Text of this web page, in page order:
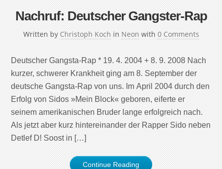
Nachruf: Deutscher Gangster-Rap
Written by Christoph Koch in Neon with 0 Comments
Deutscher Gangsta-Rap * 19. 4. 2004 + 8. 9. 2008 Nach
kurzer, schwerer Krankheit ging am 8. September der
deutsche Gangsta-Rap von uns. Im April 2004 durch den
Erfolg von Sidos »Mein Block« geboren, eiferte er
seinem amerikanischen Bruder lange erfolgreich nach.
Als jetzt aber kurz hintereinander der Rapper Sido neben
Detlef D! Soost in […]
Continue Reading